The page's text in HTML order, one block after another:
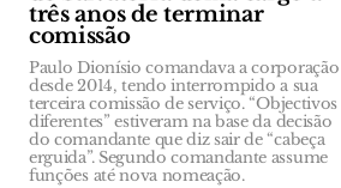
três anos de terminar
comissão
Paulo Dionísio comandava a corporação
desde 2014, tendo interrompido a sua
terceira comissão de serviço. “Objectivos
diferentes” estiveram na base da decisão
do comandante que diz sair de “cabeça
erguida”. Segundo comandante assume
funções até nova nomeação.